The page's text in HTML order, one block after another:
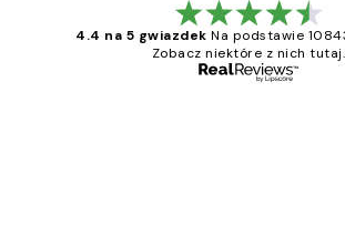
4.4 na 5 gwiazdek Na podstawie
Zobacz niektóre z nich tutaj.